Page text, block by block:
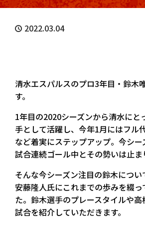
2022.03.04
清水エスパルスのプロ3年目・鈴木
す。
1年目の2020シーズンから清水にと
手として活躍し、今年1月にはフル
など着実にステップアップ。今シ
試合連続ゴール中とその勢いは止ま
そんな今シーズン注目の鈴木につい
安藤隆人氏にこれまでの歩みを綴
た。鈴木選手のプレースタイルや
試合を紹介していただきます。